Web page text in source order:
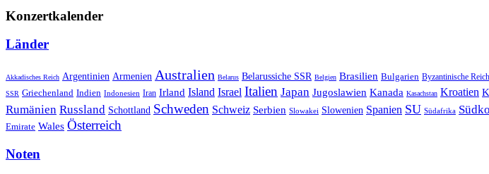
Konzertkalender
Länder
Akkadisches Reich Argentinien Armenien Australien Belarus Belarussiche SSR Belgien Brasilien Bulgarien Byzantinische Reich
SSR Griechenland Indien Indonesien Iran Irland Island Israel Italien Japan Jugoslawien Kanada Kasachstan Kroatien
Rumänien Russland Schottland Schweden Schweiz Serbien Slowakei Slowenien Spanien SU Südafrika
Emirate Wales Österreich
Noten